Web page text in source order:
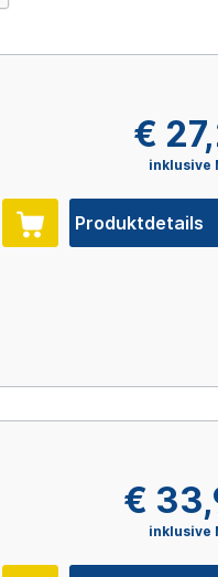
€
inklusive
Produktdetails
€
inklusive